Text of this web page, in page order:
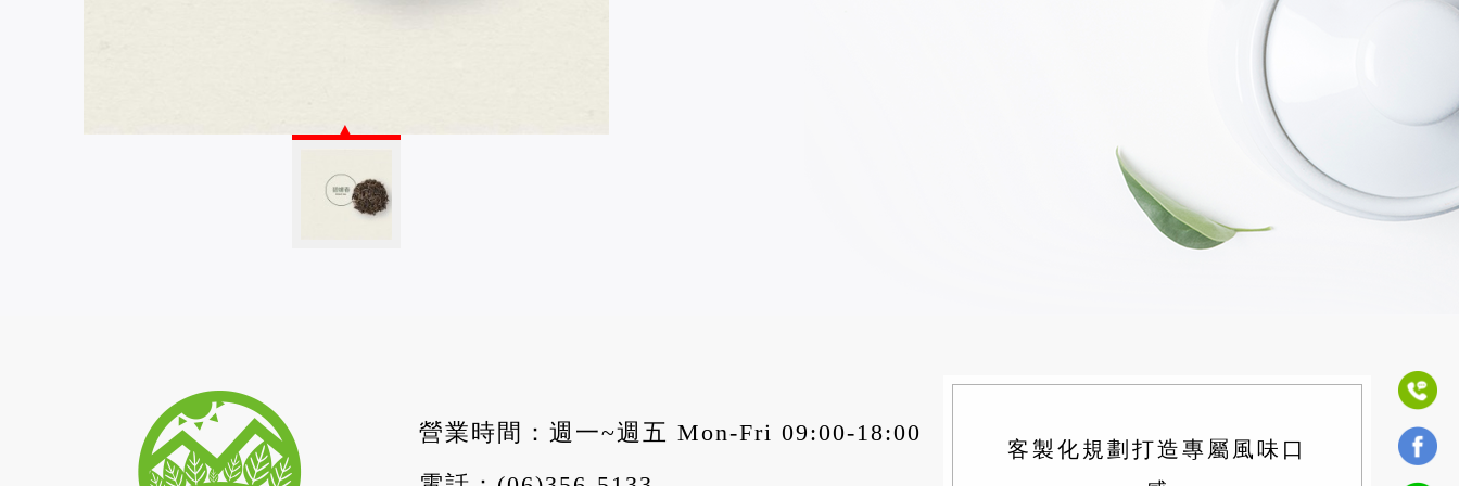
營業時間：週一~週五 Mon-Fri 09:00-18:00
客製化規劃打造專屬風味口